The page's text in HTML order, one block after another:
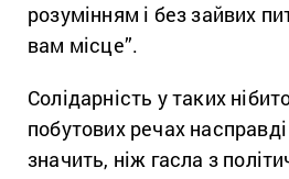
розумінням і без зайвих
вам місце”.
Солідарність у таких
побутових речах
значить, ніж гасла з